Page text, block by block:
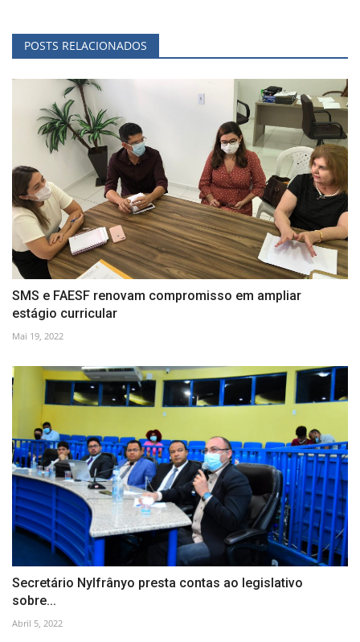
POSTS RELACIONADOS
SMS e FAESF renovam compromisso em ampliar
estágio curricular
Mai 19, 2022
Secretário Nylfrânyo presta contas ao legislativo
sobre...
Abril 5, 2022